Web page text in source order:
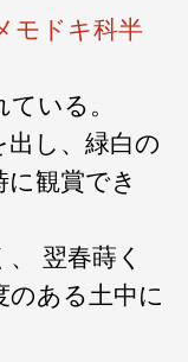
モドキ科半
いる。
出し、緑白の
観賞でき
翌春蒔く
のある土中に